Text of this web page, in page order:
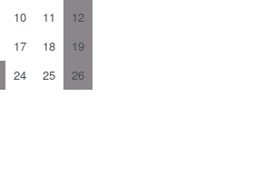
10 11
12
17 18
19
24 25
26